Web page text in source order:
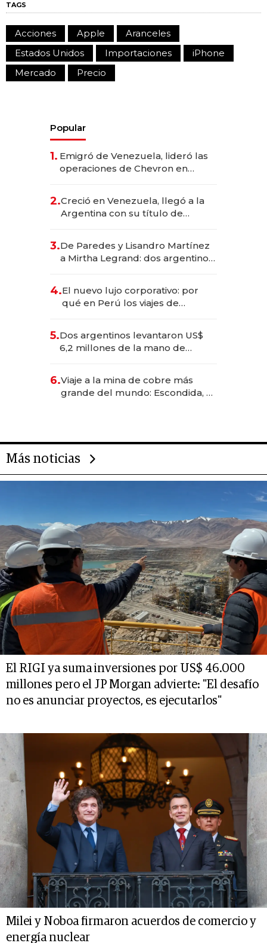
TAGS
Acciones Apple
Aranceles
Estados Unidos
Importaciones
iPhone
Mercado
Precio
Popular
1. Emigró de Venezuela, lideró las
operaciones de Chevron en
2.Creció en Venezuela, llegó a la
Argentina con su título de
las marcas "fast premium"
3.De Paredes y Lisandro Martínez
a Mirtha Legrand: dos argentinos
4.El nuevo lujo corporativo: por
qué en Perú los viajes de
para convertirse en experiencias
transformadoras
5.Dos argentinos levantaron US$
6,2 millones de la mano de
6.Viaje a la mina de cobre más
grande del mundo: Escondida, el
Más noticias
El RIGI ya suma inversiones por US$ 46.000
millones pero el JP Morgan advierte: "El desafío
no es anunciar proyectos, es ejecutarlos"
Milei y Noboa firmaron acuerdos de comercio y
energía nuclear